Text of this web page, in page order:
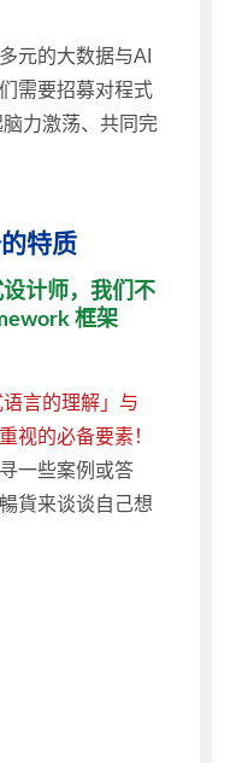
元的大数据与AI
需要招募对程式
力激荡、共同完
特质
计师，我们不
框架
言的理解」与
视的必备要素！
一些案例或答
貨来谈谈自己想